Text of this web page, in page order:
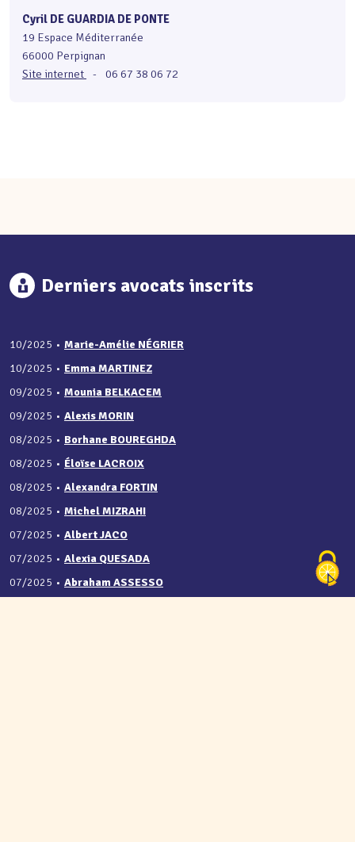
Cyril DE GUARDIA DE PONTE
19 Espace Méditerranée
66000 Perpignan
Site internet
- 06 67 38 06 72
Derniers avocats inscrits
10/2025 • Marie-Amélie NÉGRIER
10/2025 • Emma MARTINEZ
09/2025 • Mounia BELKACEM
09/2025 • Alexis MORIN
08/2025 • Borhane BOUREGHDA
08/2025 • Éloïse LACROIX
08/2025 • Alexandra FORTIN
08/2025 • Michel MIZRAHI
07/2025 • Albert JACO
07/2025 • Alexia QUESADA
07/2025 • Abraham ASSESSO